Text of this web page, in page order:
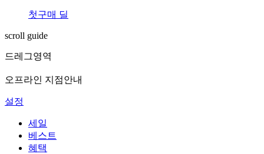
첫구매 딜
scroll guide
드레그영역
오프라인 지점안내
설정
세일
베스트
혜택